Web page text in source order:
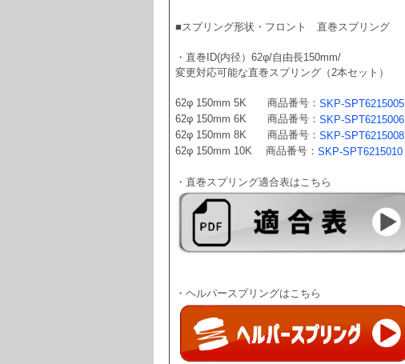
■スプリング形状・フロント　直巻スプリング
・直巻ID(内径）62φ/自由長150mm/
変更対応可能な直巻スプリング（2本セット）
62φ 150mm 5K　　商品番号： SKP-SPT6215005
62φ 150mm 6K　　商品番号： SKP-SPT6215006
62φ 150mm 8K　　商品番号： SKP-SPT6215008
62φ 150mm 10K　 商品番号： SKP-SPT6215010
・直巻スプリング適合表はこちら